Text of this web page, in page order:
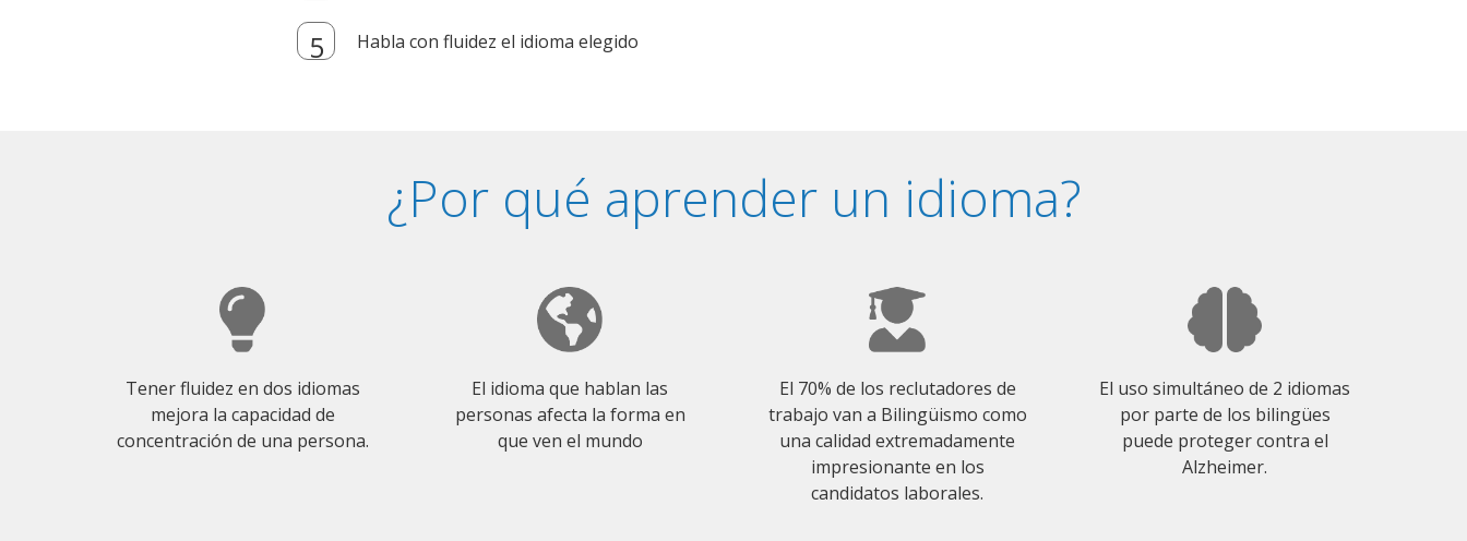
Habla con fluidez el idioma elegido
¿Por qué aprender un idioma?
Tener fluidez en dos idiomas
mejora la capacidad de
concentración de una persona.
El idioma que hablan las
personas afecta la forma en
que ven el mundo
El 70% de los reclutadores de
trabajo van a Bilingüismo como
una calidad extremadamente
impresionante en los
candidatos laborales.
El uso simultáneo de 2 idiomas
por parte de los bilingües
puede proteger contra el
Alzheimer.